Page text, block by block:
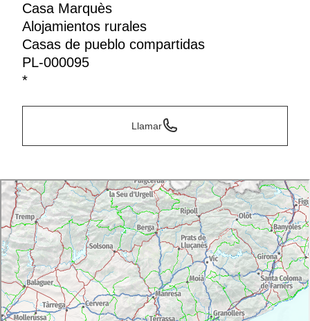
Casa Marquès
Alojamientos rurales
Casas de pueblo compartidas
PL-000095
*
Llamar